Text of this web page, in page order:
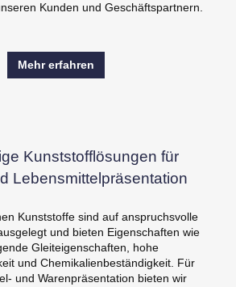
Kunden und Geschäftspartnern.
Mehr erfahren
Kunststofflösungen für
Lebensmittelpräsentation
Kunststoffe sind auf anspruchsvolle
und bieten Eigenschaften wie
Gleiteigenschaften, hohe
und Chemikalienbeständigkeit. Für
und Warenpräsentation bieten wir